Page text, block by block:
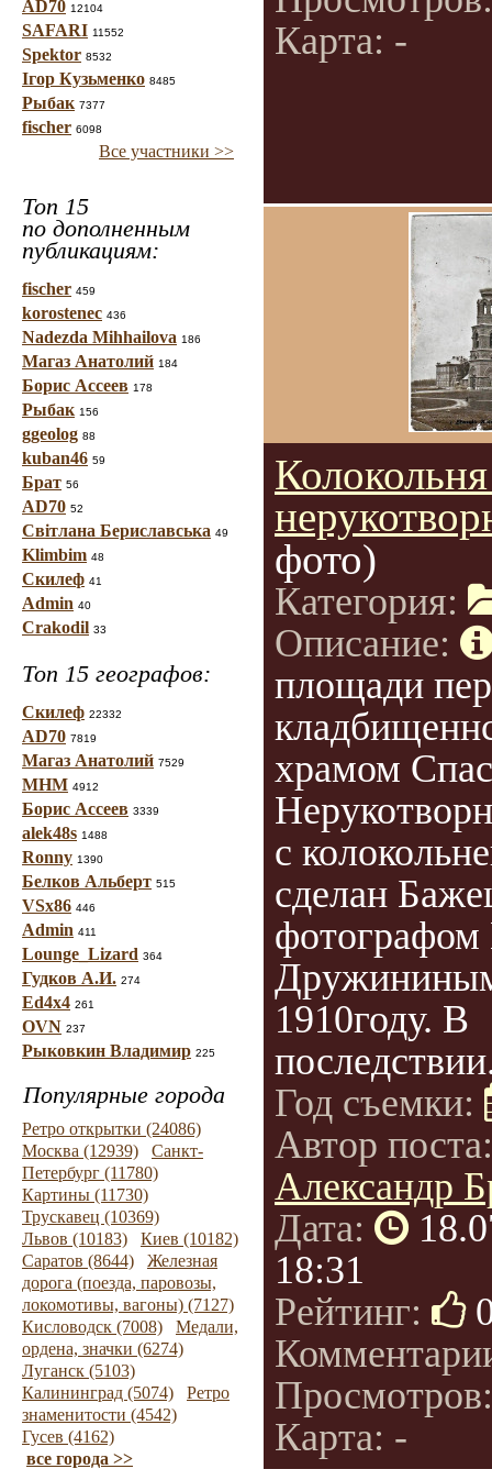
AD70 12104
SAFARI 11552
Spektor 8532
Ігор Кузьменко 8485
Рыбак 7377
fischer 6098
Все участники >>
Топ 15
по дополненным
публикациям:
fischer 459
korostenec 436
Nadezda Mihhailova 186
Магаз Анатолий 184
Борис Ассеев 178
Рыбак 156
ggeolog 88
kuban46 59
Брат 56
AD70 52
Світлана Бериславська 49
Klimbim 48
Скилеф 41
Admin 40
Crakodil 33
Топ 15 географов:
Скилеф 22332
AD70 7819
Магаз Анатолий 7529
МНМ 4912
Борис Ассеев 3339
alek48s 1488
Ronny 1390
Белков Альберт 515
VSx86 446
Admin 411
Lounge_Lizard 364
Гудков А.И. 274
Ed4x4 261
OVN 237
Рыковкин Владимир 225
Популярные города
Ретро открытки (24086)
Москва (12939)
Санкт-
Петербург (11780)
Картины (11730)
Трускавец (10369)
Львов (10183)
Киев (10182)
Саратов (8644)
Железная
дорога (поезда, паровозы,
локомотивы, вагоны) (7127)
Кисловодск (7008)
Медали,
ордена, значки (6274)
Луганск (5103)
Калининград (5074)
Ретро
знаменитости (4542)
Гусев (4162)
все города >>
Карта: -
фото)
Категория:
Описание:
площади
храмом
с
сделан
1910году. В
Год съемки:
Автор
Александр
Дата:
18:31
Рейтинг:
Карта: -